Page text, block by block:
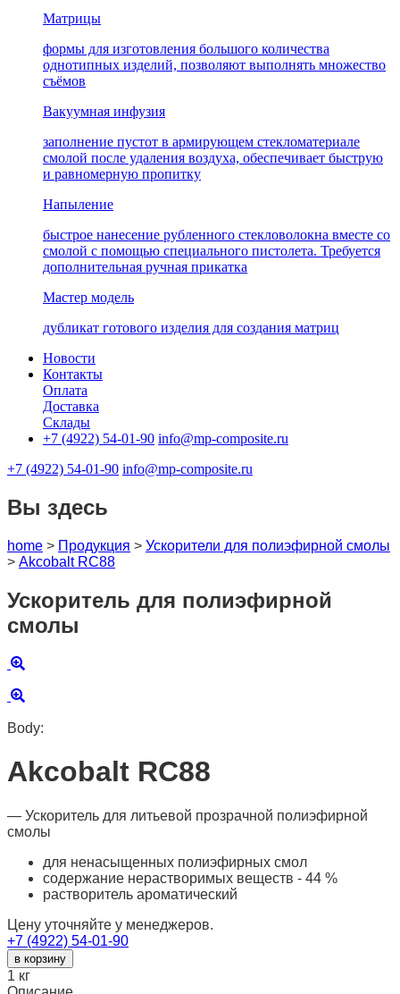
Матрицы
формы для изготовления большого количества
однотипных изделий, позволяют выполнять множество
съёмов
Вакуумная инфузия
заполнение пустот в армирующем стекломатериале
смолой после удаления воздуха, обеспечивает быструю
и равномерную пропитку
Напыление
быстрое нанесение рубленного стекловолокна вместе со
смолой с помощью специального пистолета. Требуется
дополнительная ручная прикатка
Мастер модель
дубликат готового изделия для создания матриц
Новости
Контакты
Оплата
Доставка
Склады
+7 (4922) 54-01-90 info@mp-composite.ru
+7 (4922) 54-01-90 info@mp-composite.ru
Вы здесь
home > Продукция > Ускорители для полиэфирной смолы
> Akcobalt RC88
Ускоритель для полиэфирной
смолы
Body:
Akcobalt RC88
— Ускоритель для литьевой прозрачной полиэфирной
смолы
для ненасыщенных полиэфирных смол
содержание нерастворимых веществ - 44 %
растворитель ароматический
Цену уточняйте у менеджеров.
+7 (4922) 54-01-90
в корзину
1 кг